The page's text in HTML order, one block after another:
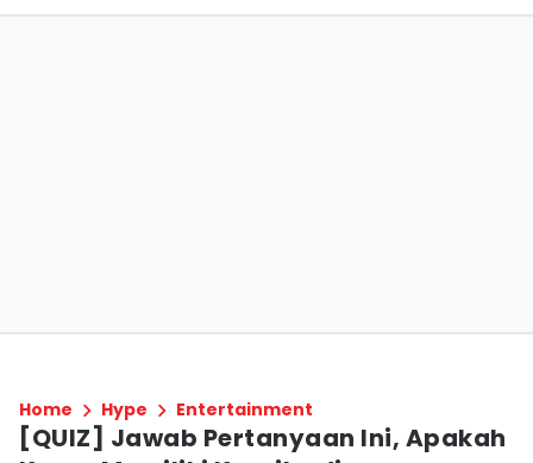
Home Hype Entertainment
[QUIZ] Jawab Pertanyaan Ini, Apakah